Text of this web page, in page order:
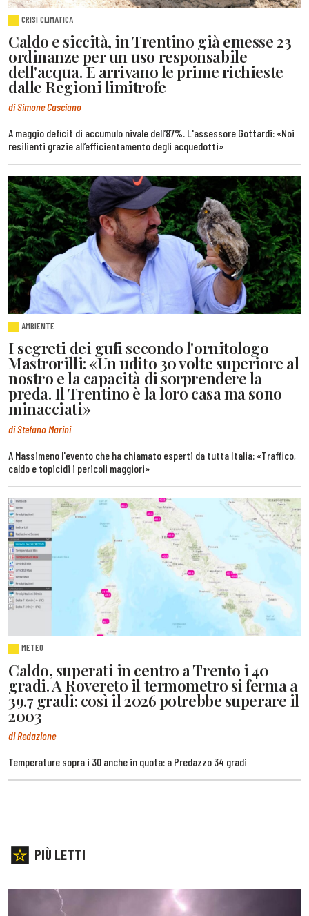
CRISI CLIMATICA
Caldo e siccità, in Trentino già emesse 23
ordinanze per un uso responsabile
dell'acqua. E arrivano le prime richieste
dalle Regioni limitrofe
di Simone Casciano
A maggio deficit di accumulo nivale dell’87%. L'assessore Gottardi: «Noi
resilienti grazie all’efficientamento degli acquedotti»
AMBIENTE
I segreti dei gufi secondo l'ornitologo
Mastrorilli: «Un udito 30 volte superiore al
nostro e la capacità di sorprendere la
preda. Il Trentino è la loro casa ma sono
minacciati»
di Stefano Marini
A Massimeno l'evento che ha chiamato esperti da tutta Italia: «Traffico,
caldo e topicidi i pericoli maggiori»
METEO
Caldo, superati in centro a Trento i 40
gradi. A Rovereto il termometro si ferma a
39.7 gradi: così il 2026 potrebbe superare il
2003
di Redazione
Temperature sopra i 30 anche in quota: a Predazzo 34 gradi
PIÙ LETTI